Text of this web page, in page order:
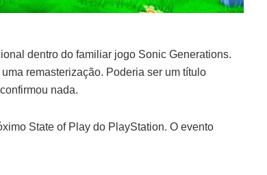
dentro do familiar jogo Sonic Generations.
remasterização. Poderia ser um título
nada.
State of Play do PlayStation. O evento